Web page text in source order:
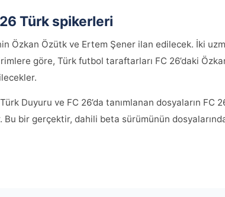
Türk spikerleri
Özkan Özütk ve Ertem Şener ilan edilecek. İki
göre, Türk futbol taraftarları FC 26’daki
Duyuru ve FC 26’da tanımlanan dosyaların FC
bir gerçektir, dahili beta sürümünün